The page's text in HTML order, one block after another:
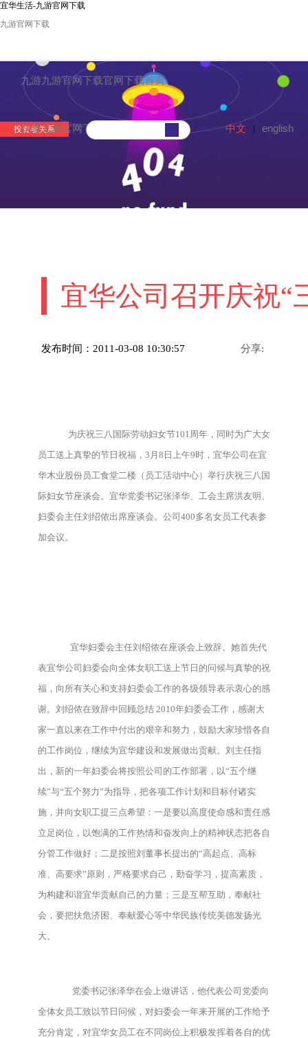
宜华生活-九游官网下载
九游官网下载
九游九游官网下载官网下载首页
联系九游官网下载
投资者关系 中文 english
宜华公司召开庆祝“
发布时间：2011-03-08 10:30:57 分享:
为庆祝三八国际劳动妇女节101周年，同时为广大女
员工送上真挚的节日祝福，3月8日上午9时，宜华公司在宜
华木业股份员工食堂二楼（员工活动中心）举行庆祝三八国
际妇女节座谈会。宜华党委书记张泽华、工会主席洪友明、
妇委会主任刘绍侬出席座谈会。公司400多名女员工代表参
加会议。
宜华妇委会主任刘绍侬在座谈会上致辞。她首先代
表宜华公司妇委会向全体女职工送上节日的问候与真挚的祝
福，向所有关心和支持妇委会工作的各级领导表示衷心的感
谢。刘绍侬在致辞中回顾总结 2010年妇委会工作，感谢大
家一直以来在工作中付出的艰辛和努力，鼓励大家珍惜各自
的工作岗位，继续为宜华建设和发展做出贡献。刘主任指
出，新的一年妇委会将按照公司的工作部署，以“五个继
续”与“五个努力”为指导，把各项工作计划和目标付诸实
施，并向女职工提三点希望：一是要以高度使命感和责任感
立足岗位，以饱满的工作热情和奋发向上的精神状态把各自
分管工作做好；二是按照刘董事长提出的“高起点、高标
准、高要求”原则，严格要求自己，勤奋学习，提高素质，
为构建和谐宜华贡献自己的力量；三是互帮互助，奉献社
会，要把扶危济困、奉献爱心等中华民族传统美德发扬光
大。
党委书记张泽华在会上做讲话，他代表公司党委向
全体女员工致以节日问候，对妇委会一年来开展的工作给予
充分肯定，对宜华女员工在不同岗位上积极发挥着各自的优